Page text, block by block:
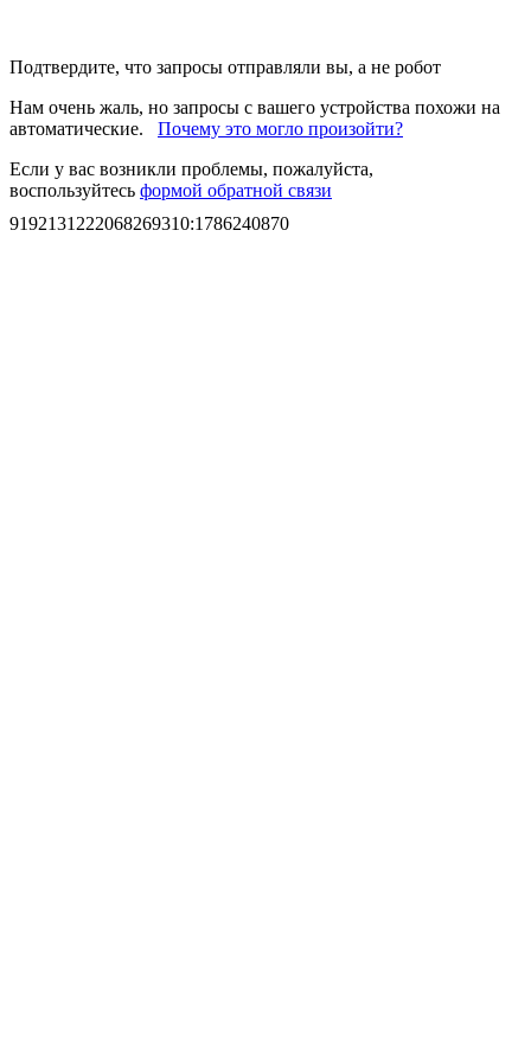
Подтвердите, что запросы отправляли вы, а не робот
Нам очень жаль, но запросы с вашего устройства похожи на
автоматические. Почему это могло произойти?
Если у вас возникли проблемы, пожалуйста,
воспользуйтесь формой обратной связи
9192131222068269310:1786240870